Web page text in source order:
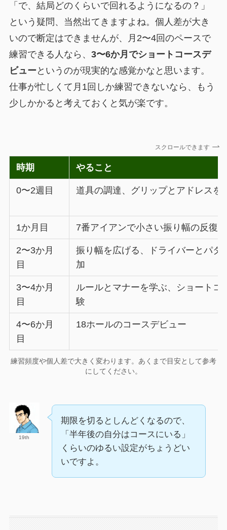
「で、結局どのくらいで回れるようになるの？」
という疑問、当然出てきますよね。個人差が大き
いので断定はできませんが、月2〜4回のペースで
練習できる人なら、 3〜6か月でショートコースデ
ビュー というのが現実的な感覚かなと思います。
仕事が忙しくて月1回しか練習できないなら、もう
少しかかると考えておくと気が楽です。
スクロールできます
時期 やること
0〜2週目 道具の調達、グリップとアドレスを
1か月目 7番アイアンで小さい振り幅の反復
2〜3か月
目
振り幅を広げる、ドライバーとパタ
加
3〜4か月
目
ルールとマナーを学ぶ、ショートコ
験
4〜6か月
目
18ホールのコースデビュー
練習頻度や個人差で大きく変わります。あくまで目安として参考
にしてください。
19th
期限を切るとしんどくなるので、
「半年後の自分はコースにいる」
くらいのゆるい設定がちょうどい
いですよ。